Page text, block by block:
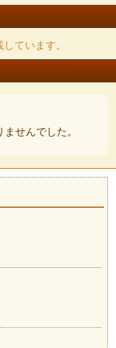
ています。
せんでした。